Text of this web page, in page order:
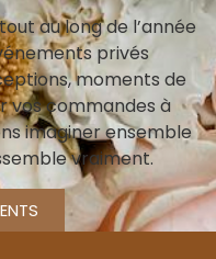
au long de l’année
privés
moments de
vos commandes à
imaginer ensemble
vraiment.